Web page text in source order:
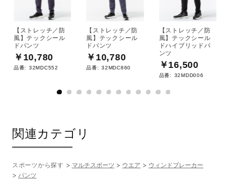
【ストレッチ／防
風】テックシール
ドパンツ
￥10,780
品番: 32MDC552
【ストレッチ／防
風】テックシール
ドパンツ
￥10,780
品番: 32MDC860
【ストレッチ／防
風】テックシール
ドハイブリッドパ
ンツ
￥16,500
品番: 32MDD006
関連カテゴリ
スポーツから探す マルチスポーツ ウエア
ウィンドブレーカー
パンツ